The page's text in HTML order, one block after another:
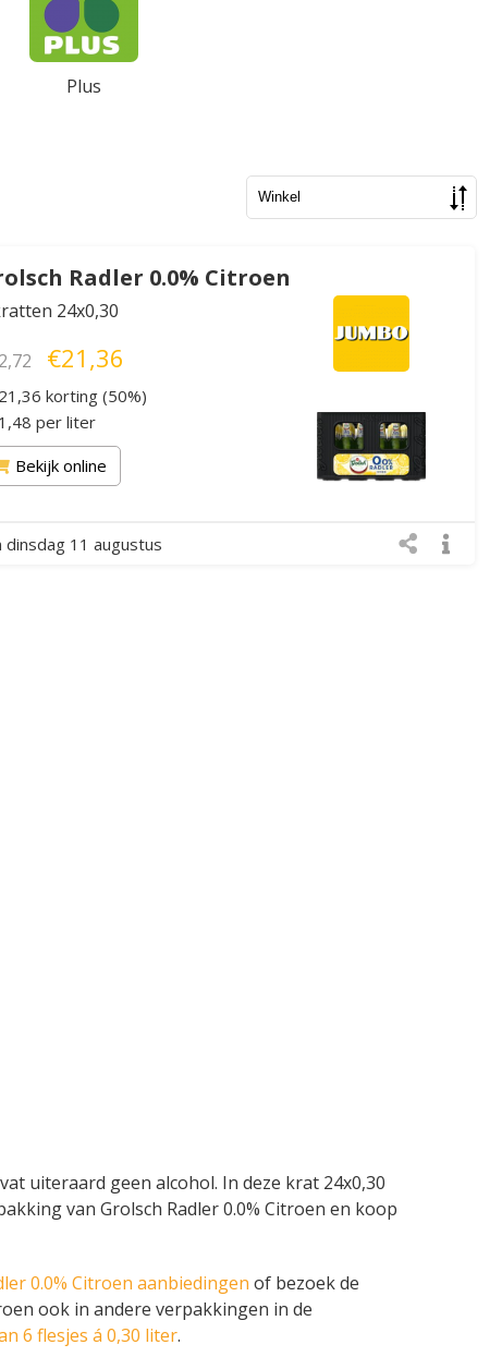
Plus
Radler 0.0% Citroen
24x0,30
€21,36
korting (50%)
per liter
Bekijk online
11 augustus
uiteraard geen alcohol. In deze krat 24x0,30
van Grolsch Radler 0.0% Citroen en koop
0.0% Citroen aanbiedingen of bezoek de
ook in andere verpakkingen in de
6 flesjes á 0,30 liter.